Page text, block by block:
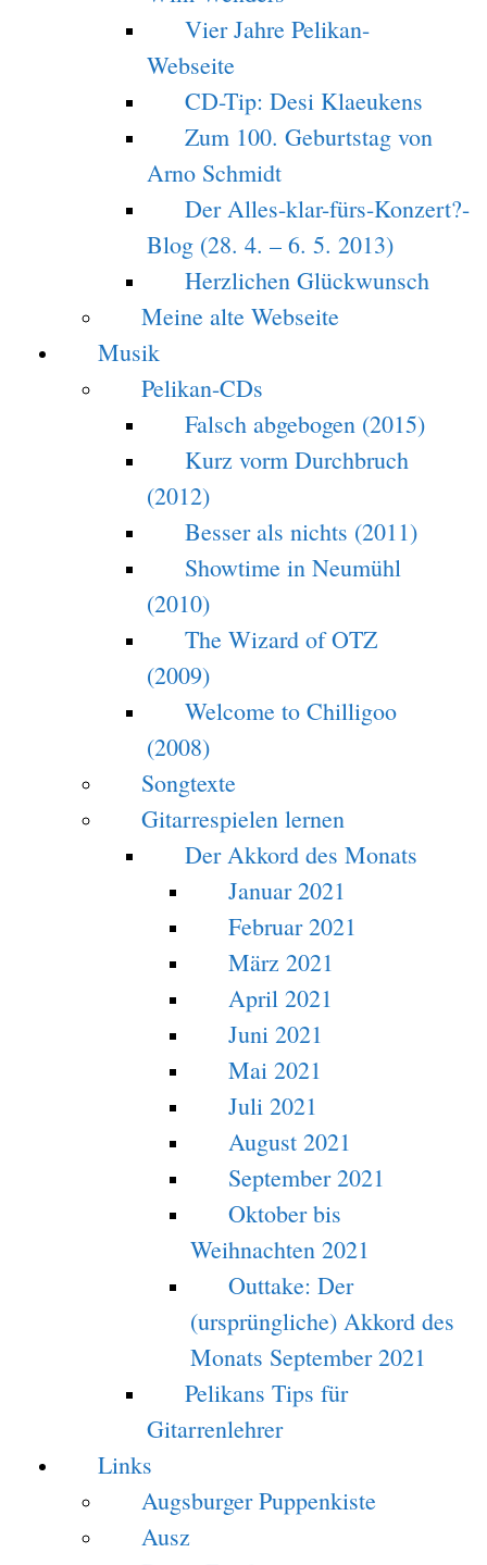
Vier Jahre Pelikan-
Webseite
CD-Tip: Desi Klaeukens
Zum 100. Geburtstag von
Arno Schmidt
Der Alles-klar-fürs-Konzert?-
Blog (28. 4. – 6. 5. 2013)
Herzlichen Glückwunsch
Meine alte Webseite
Musik
Pelikan-CDs
Falsch abgebogen (2015)
Kurz vorm Durchbruch
(2012)
Besser als nichts (2011)
Showtime in Neumühl
(2010)
The Wizard of OTZ
(2009)
Welcome to Chilligoo
(2008)
Songtexte
Gitarrespielen lernen
Der Akkord des Monats
Januar 2021
Februar 2021
März 2021
April 2021
Juni 2021
Mai 2021
Juli 2021
August 2021
September 2021
Oktober bis
Weihnachten 2021
Outtake: Der
(ursprüngliche) Akkord des
Monats September 2021
Pelikans Tips für
Gitarrenlehrer
Links
Augsburger Puppenkiste
Ausz